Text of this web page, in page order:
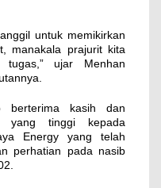
untuk memikirkan
manakala prajurit kita
ujar Menhan
berterima kasih dan
yang tinggi kepada
Energy yang telah
perhatian pada nasib